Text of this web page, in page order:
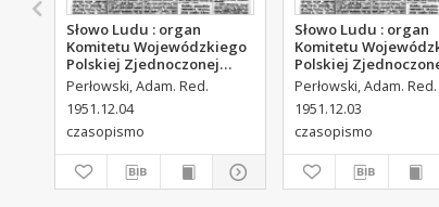
Słowo Ludu : organ
Komitetu Wojewódzkiego
Polskiej Zjednoczonej
Partii Robotniczej, 1951,
R.3, nr 313
Perłowski, Adam. Red.
1951.12.04
czasopismo
Słowo Ludu : organ
Komitetu
Polskiej
Partii Robotniczej,
R.3, nr 312
Perłowski, Adam. Red.
1951.12.03
czasopismo